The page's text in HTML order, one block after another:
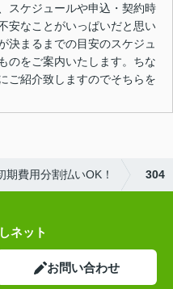
スケジュールや申込・契約時
安なことがいっぱいだと思い
決まるまでの目安のスケジュ
のをご案内いたします。ちな
ご紹介致しますのでそちらを
費用分割払いOK！ 304
ネット
お問い合わせ